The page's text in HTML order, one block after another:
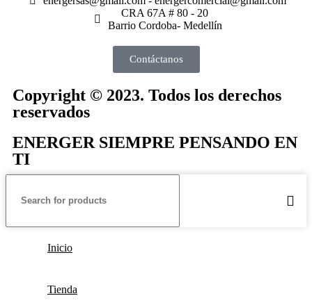
CRA 67A # 80 - 20
Barrio Cordoba- Medellín
Contáctanos
Copyright © 2023. Todos los derechos
reservados
ENERGER SIEMPRE PENSANDO EN
TI
Inicio
Tienda